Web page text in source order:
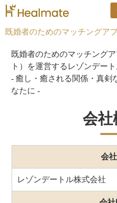
既婚者のためのマッチングア
既婚者のためのマッチング
ト）を運営するレゾンデー
- 癒し・癒される関係・真剣
なたに -
会社
会
レゾンデートル株式会社